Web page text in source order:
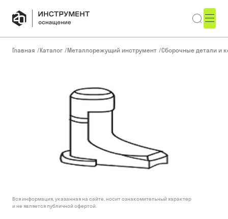
Главная /Каталог /Металлорежущий инструмент /Сборочные детали и
Вся информация, указанная на сайте, носит ознакомительный характер
и не является публичной офертой.